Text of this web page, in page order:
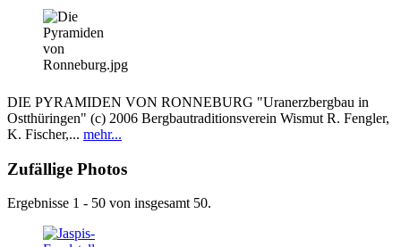
DIE PYRAMIDEN VON RONNEBURG "Uranerzbergbau in
Ostthüringen" (c) 2006 Bergbautraditionsverein Wismut R. Fengler,
K. Fischer,... mehr...
Zufällige Photos
Ergebnisse 1 - 50 von insgesamt 50.